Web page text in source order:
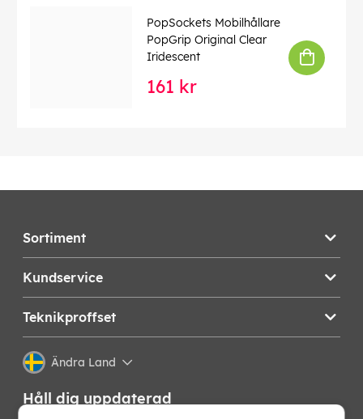
PopSockets Mobilhållare
PopGrip Original Clear
Iridescent
161 kr
Sortiment
Kundservice
Teknikproffset
Ändra Land
Håll dig uppdaterad